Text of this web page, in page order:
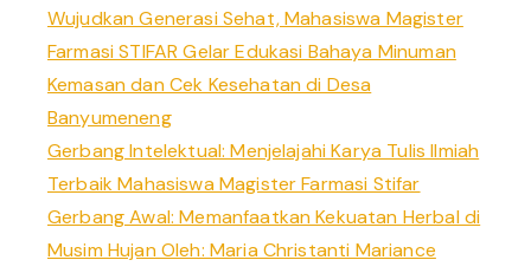
Wujudkan Generasi Sehat, Mahasiswa Magister
Farmasi STIFAR Gelar Edukasi Bahaya Minuman
Kemasan dan Cek Kesehatan di Desa
Banyumeneng
Gerbang Intelektual: Menjelajahi Karya Tulis Ilmiah
Terbaik Mahasiswa Magister Farmasi Stifar
Gerbang Awal: Memanfaatkan Kekuatan Herbal di
Musim Hujan Oleh: Maria Christanti Mariance